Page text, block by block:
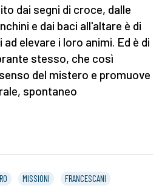
dai segni di croce, dalle
e dai baci all'altare è di
elevare i loro animi. Ed è di
stesso, che così
del mistero e promuove
spontaneo
MISSIONI
FRANCESCANI